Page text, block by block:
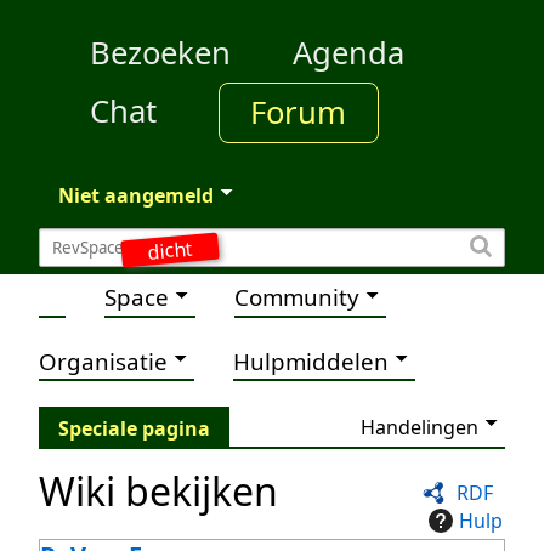
dicht
Bezoeken
Agenda
Chat
Forum
Niet aangemeld
Space Community
Organisatie Hulpmiddelen
Speciale pagina Handelingen
RDF
Hulp
Wiki bekijken